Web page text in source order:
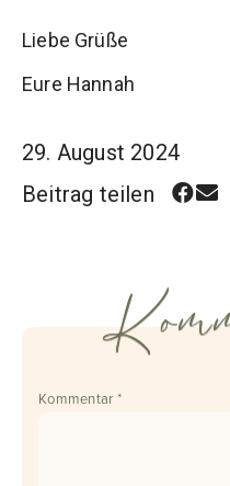
Liebe Grüße
Eure Hannah
29. August 2024
Beitrag teilen
Kommentar *